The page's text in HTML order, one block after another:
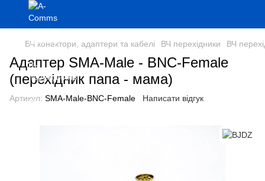
ВЧ конектори, адаптери та кабелі ВЧ перехідники ВЧ
Адаптер SMA-Male - BNC-Female
(перехідник папа - мама)
Артикул: SMA-Male-BNC-Female Написати відгук